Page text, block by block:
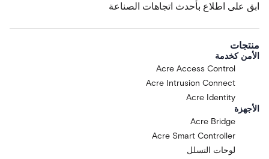
ابق على اطلاع بأحدث اتجاهات الصناعة
منتجات
الأمن كخدمة
Acre Access Control
Acre Intrusion Connect
Acre Identity
الأجهزة
Acre Bridge
Acre Smart Controller
لوحات التسلل